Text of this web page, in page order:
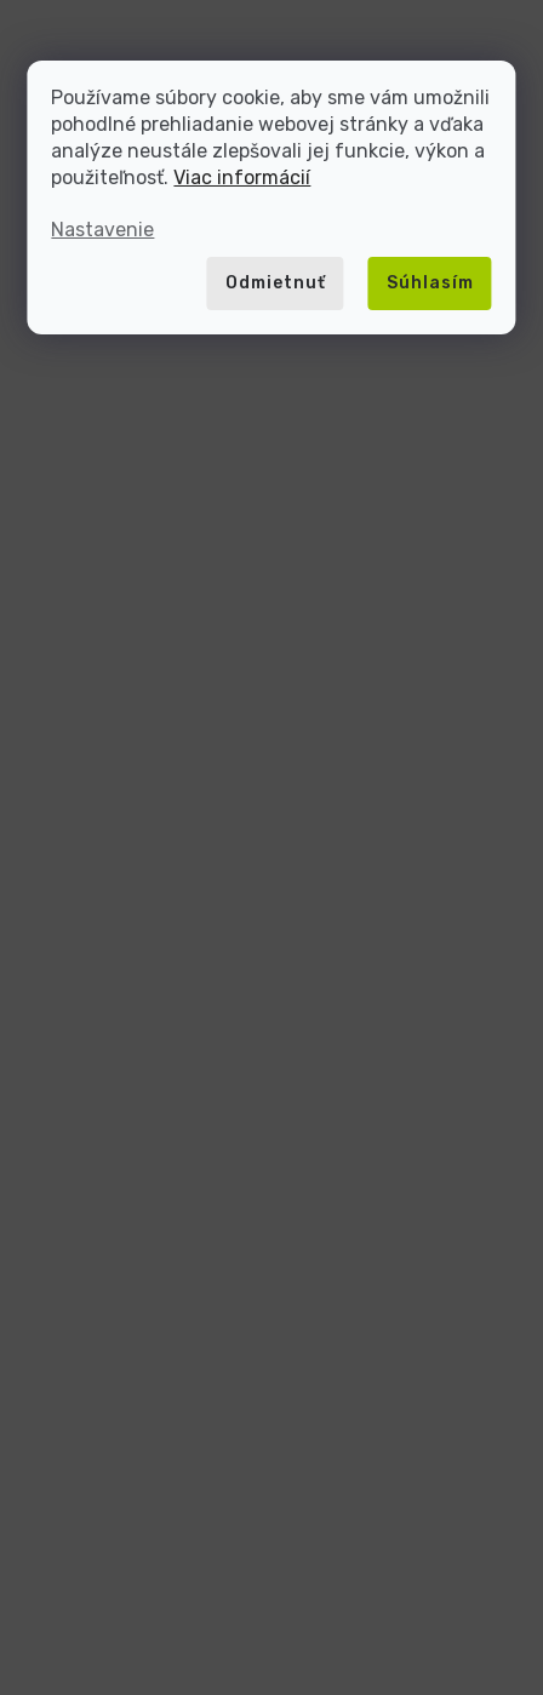
Používame súbory cookie, aby sme vám umožnili
pohodlné prehliadanie webovej stránky a vďaka
analýze neustále zlepšovali jej funkcie, výkon a
použiteľnosť.Viac informácií
Nastavenie
Odmietnuť Súhlasím